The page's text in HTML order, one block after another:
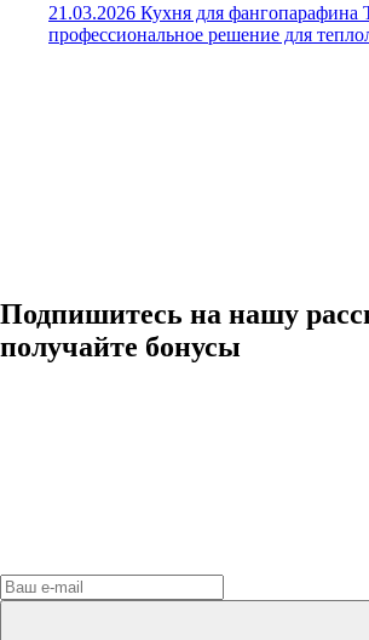
21.03.2026 Кухня для фангопарафина
профессиональное решение для
Подпишитесь на нашу
получайте бонусы